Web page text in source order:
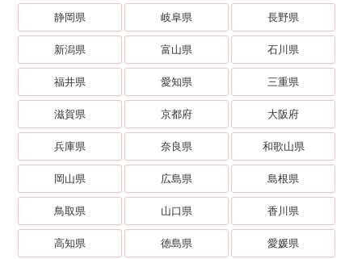
静岡県 岐阜県 長野県
新潟県 富山県 石川県
福井県 愛知県 三重県
滋賀県 京都府 大阪府
兵庫県 奈良県 和歌山県
岡山県 広島県 島根県
鳥取県 山口県 香川県
高知県 徳島県 愛媛県